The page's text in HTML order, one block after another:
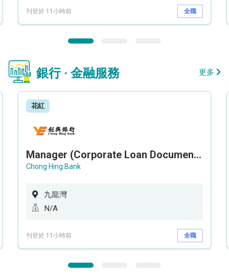
刊登於 11小時前 全職
銀行 · 金融服務 更多
花紅
Manager (Corporate Loan Documentation) - Credit Administration Department
Chong Hing Bank
九龍灣
N/A
刊登於 11小時前 全職